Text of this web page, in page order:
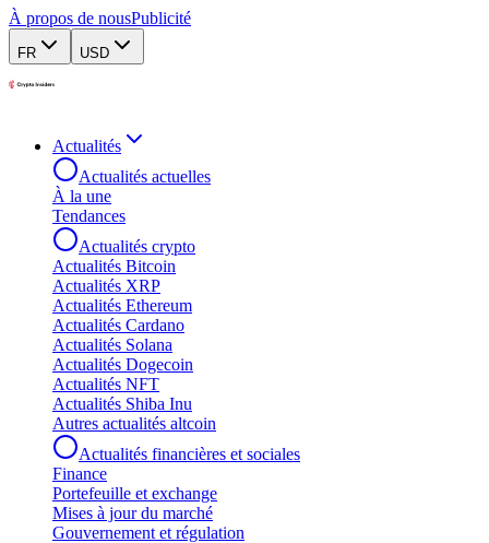
À propos de nousPublicité
FR USD
Actualités
Actualités actuelles
À la une
Tendances
Actualités crypto
Actualités Bitcoin
Actualités XRP
Actualités Ethereum
Actualités Cardano
Actualités Solana
Actualités Dogecoin
Actualités NFT
Actualités Shiba Inu
Autres actualités altcoin
Actualités financières et sociales
Finance
Portefeuille et exchange
Mises à jour du marché
Gouvernement et régulation